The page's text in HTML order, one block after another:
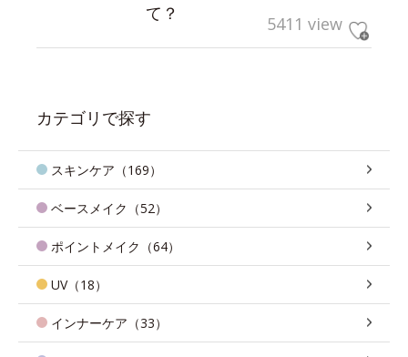
て？
5411 view
カテゴリで探す
スキンケア（169）
ベースメイク（52）
ポイントメイク（64）
UV（18）
インナーケア（33）